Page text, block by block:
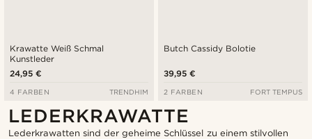
Krawatte Weiß Schmal
Kunstleder
24,95 €
4 FARBEN TRENDHIM
Butch Cassidy Bolotie
39,95 €
2 FARBEN FORT TEMPUS
LEDERKRAWATTE
Lederkrawatten sind der geheime Schlüssel zu einem stilvollen